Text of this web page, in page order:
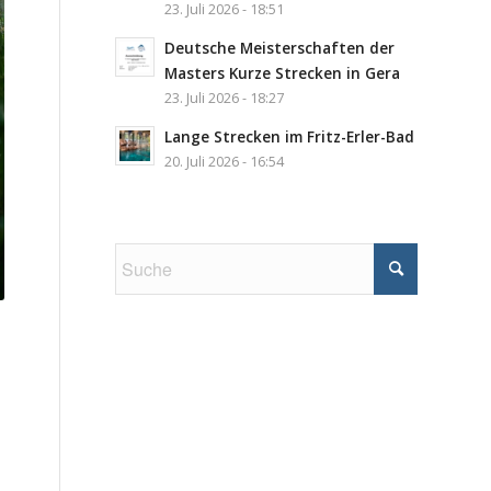
23. Juli 2026 - 18:51
Deutsche Meisterschaften der
Masters Kurze Strecken in Gera
23. Juli 2026 - 18:27
Lange Strecken im Fritz-Erler-Bad
20. Juli 2026 - 16:54